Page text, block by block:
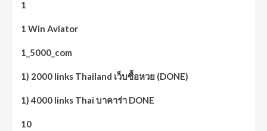
1
1 Win Aviator
1_5000_com
1) 2000 links Thailand เว็บซื้อหวย (DONE)
1) 4000 links Thai บาคาร่า DONE
10